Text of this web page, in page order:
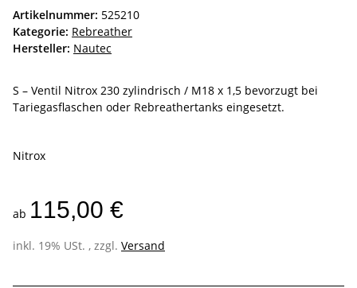
Artikelnummer: 525210
Kategorie: Rebreather
Hersteller: Nautec
S – Ventil Nitrox 230 zylindrisch / M18 x 1,5 bevorzugt bei
Tariegasflaschen oder Rebreathertanks eingesetzt.
Nitrox
ab 115,00 €
inkl. 19% USt. , zzgl. Versand